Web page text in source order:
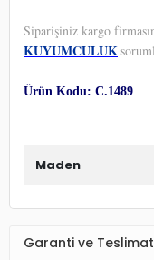
Siparişiniz kargo
KUYUMCULUK
Ürün Kodu: C.1489
Maden
Garanti ve Teslimat